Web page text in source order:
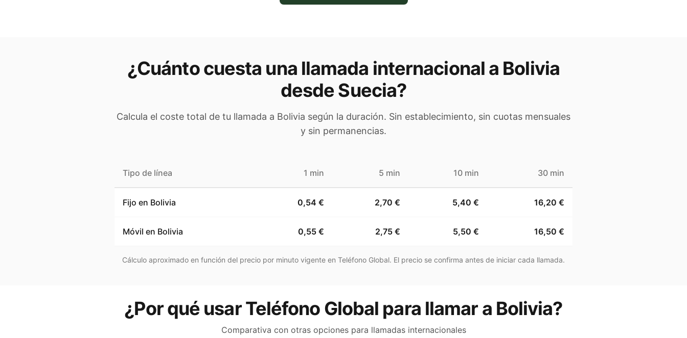
¿Cuánto cuesta una llamada internacional a Bolivia
desde Suecia?
Calcula el coste total de tu llamada a Bolivia según la duración. Sin establecimiento, sin cuotas mensuales
y sin permanencias.
Tipo de línea 1 min 5 min 10 min 30 min
Fijo en Bolivia 0,54 € 2,70 € 5,40 € 16,20 €
Móvil en Bolivia 0,55 € 2,75 € 5,50 € 16,50 €
Cálculo aproximado en función del precio por minuto vigente en Teléfono Global. El precio se confirma antes de iniciar cada llamada.
¿Por qué usar Teléfono Global para llamar a Bolivia?
Comparativa con otras opciones para llamadas internacionales